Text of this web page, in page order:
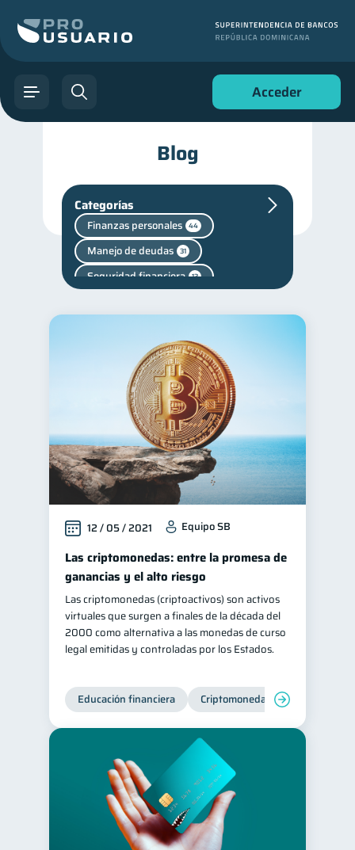
Acceder
Blog
Categorías
Finanzas personales 44
Manejo de deudas 31
Seguridad financiera 13
2
Criptomonedas 2
Cuenta Inactiva 1
Salud mental 1 Retiro 1
Educación financiera 31
Finanzas para jóvenes 30
Control de deudas 30
Finanzas familiares 25
Inclusión financiera 22
Bienestar financiero 22
Finanzas para mujeres 20
Organización Financiera 10
Deudas 10
Préstamos Ahorro
Consejos
Tarjeta de crédito 6
Historial crediticio
Ciberseguridad 5
Servicios 4
12 / 05 / 2021 Equipo SB
Las criptomonedas: entre la promesa de
ganancias y el alto riesgo
Las criptomonedas (criptoactivos) son activos
virtuales que surgen a finales de la década del
2000 como alternativa a las monedas de curso
legal emitidas y controladas por los Estados.
Educación financiera Criptomonedas